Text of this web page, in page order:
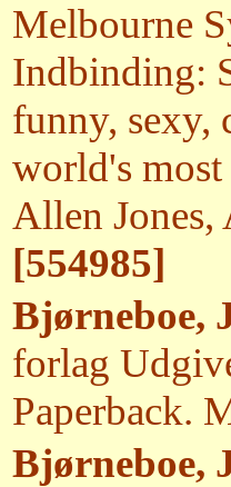
Melbourne
Indbinding:
funny, sexy,
world's
Allen
[554985]
Bjørneboe,
forlag
Paperback.
Bjørneboe,